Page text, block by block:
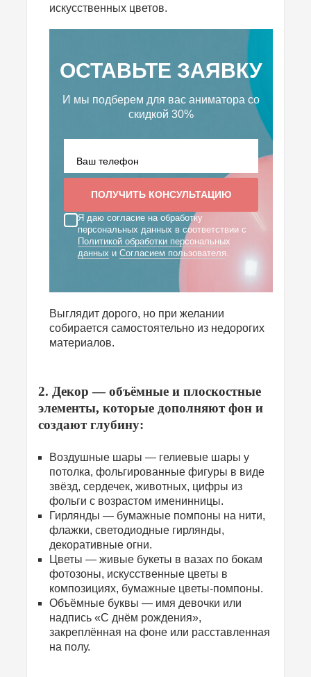
искусственных цветов.
ОСТАВЬТЕ ЗАЯВКУ
И мы подберем для вас аниматора со
скидкой 30%
Я даю согласие на обработку
персональных данных в соответствии с
Политикой обработки персональных
данных и Согласием пользователя
Выглядит дорого, но при желании
собирается самостоятельно из недорогих
материалов.
2. Декор — объёмные и плоскостные
элементы, которые дополняют фон и
создают глубину:
Воздушные шары — гелиевые шары у
потолка, фольгированные фигуры в виде
звёзд, сердечек, животных, цифры из
фольги с возрастом именинницы.
Гирлянды — бумажные помпоны на нити,
флажки, светодиодные гирлянды,
декоративные огни.
Цветы — живые букеты в вазах по бокам
фотозоны, искусственные цветы в
композициях, бумажные цветы-помпоны.
Объёмные буквы — имя девочки или
надпись «С днём рождения»,
закреплённая на фоне или расставленная
на полу.